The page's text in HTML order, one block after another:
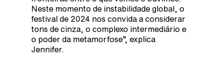
Neste momento de instabilidade global, o
festival de 2024 nos convida a considerar
tons de cinza, o complexo intermediário e
o poder da metamorfose”, explica
Jennifer.